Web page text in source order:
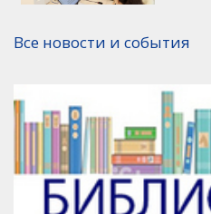
Все новости и события